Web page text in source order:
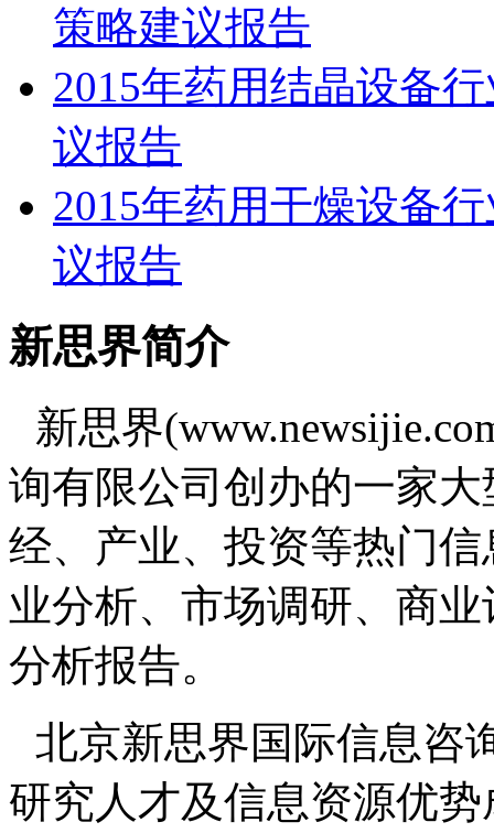
策略建议报告
2015年药用结晶设备
议报告
2015年药用干燥设备
议报告
新思界简介
新思界
询有限公司创办的一家
经、产业、投资等热门
业分析、市场调研、商
分析报告。
北京新思界国际信息咨
研究人才及信息资源优